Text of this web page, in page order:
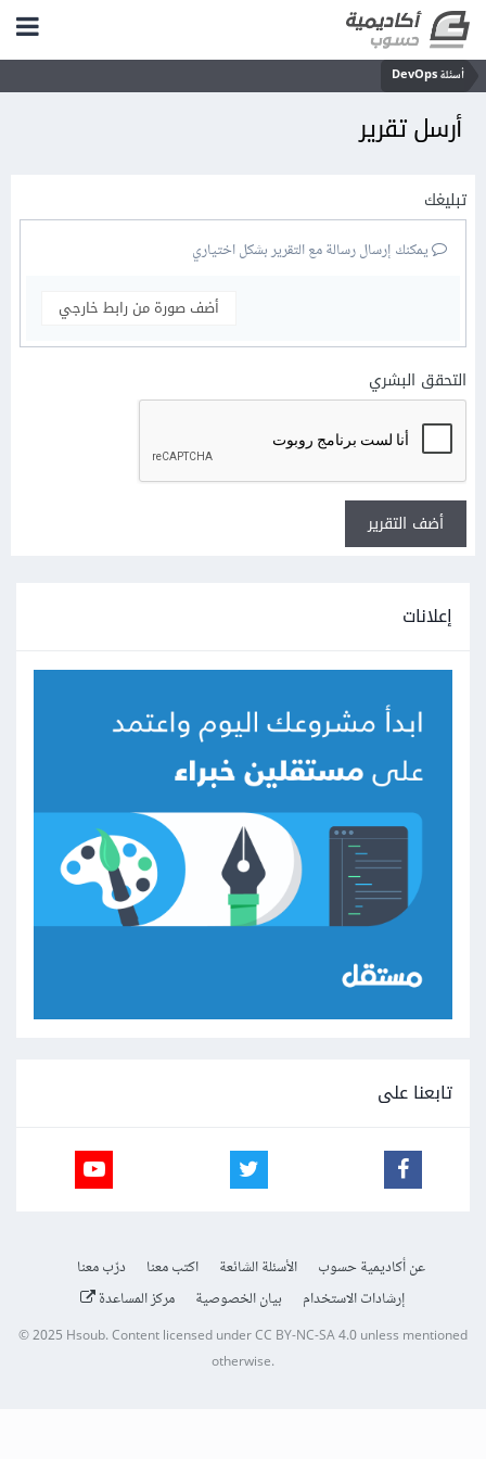
أسئلة DevOps
أرسل تقرير
تبليغك
يمكنك إرسال رسالة مع التقرير بشكل اختياري
أضف صورة من رابط خارجي
التحقق البشري
أضف التقرير
إعلانات
تابعنا على
عن أكاديمية حسوب الأسئلة الشائعة اكتب معنا
درّب معنا
إرشادات الاستخدام
بيان الخصوصية مركز المساعدة
© 2025 Hsoub.Content licensed underCC BY-NC-SA 4.0unless mentioned
otherwise.